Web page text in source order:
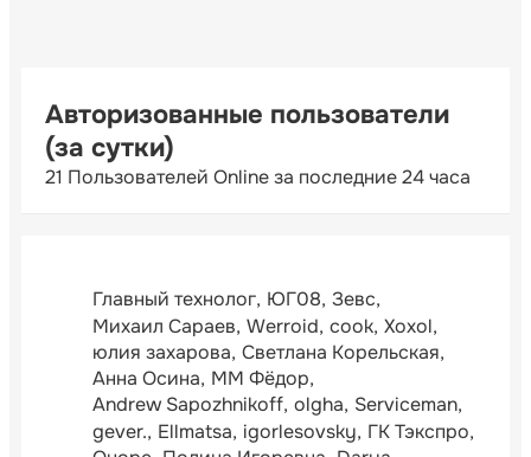
Авторизованные пользователи
(за сутки)
21 Пользователей Online за последние 24 часа
Главный технолог ЮГ08 Зевс
Михаил Сараев Werroid cook Xoxol
юлия захарова Светлана Корельская
Анна Осина ММ Фёдор
Andrew Sapozhnikoff olgha Serviceman
gever. Ellmatsa igorlesovsky ГК Тэкспро